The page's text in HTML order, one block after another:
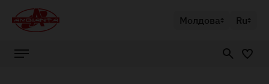
Молдова Ru